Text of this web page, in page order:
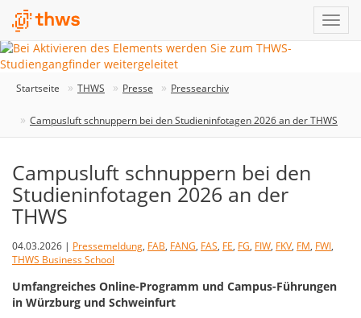
Startseite THWS Presse Pressearchiv
Campusluft schnuppern bei den Studieninfotagen 2026 an der THWS
Campusluft schnuppern bei den
Studieninfotagen 2026 an der
THWS
04.03.2026 | Pressemeldung, FAB, FANG, FAS, FE, FG, FIW, FKV, FM, FWI,
THWS Business School
Umfangreiches Online-Programm und Campus-Führungen
in Würzburg und Schweinfurt